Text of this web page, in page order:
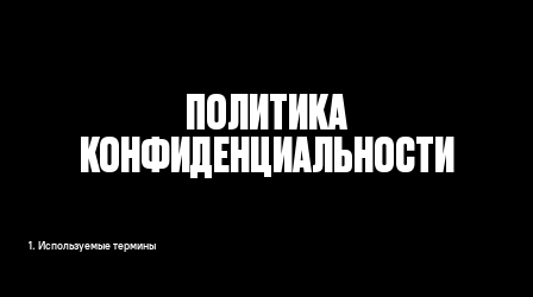
ПОЛИТИКА
КОНФИДЕНЦИАЛЬНОСТИ
1. Используемые термины